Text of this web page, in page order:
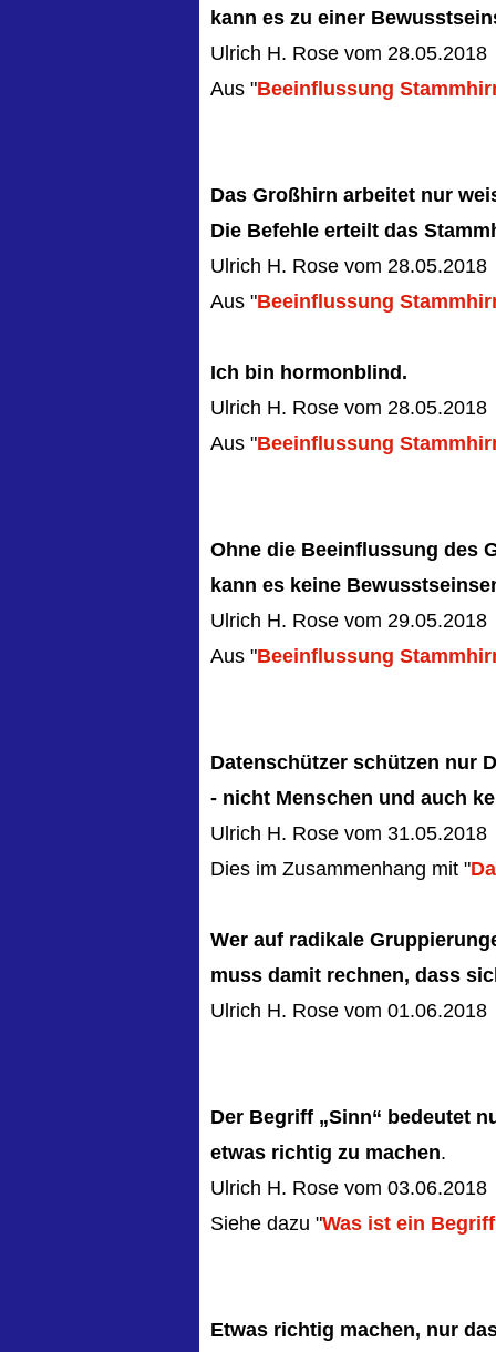
kann es zu einer
Ulrich H. Rose vom 28.05.2018
Aus "Beeinflussung
Das Großhirn arbeitet nur
Die Befehle erteilt das
Ulrich H. Rose vom 28.05.2018
Aus "Beeinflussung
Ich bin hormonblind.
Ulrich H. Rose vom 28.05.2018
Aus "Beeinflussung
Ohne die Beeinflussung des
kann es keine
Ulrich H. Rose vom 29.05.2018
Aus "Beeinflussung
Datenschützer schützen nur
- nicht Menschen und auch
Ulrich H. Rose vom 31.05.2018
Dies im Zusammenhang mit "
Wer auf radikale
muss damit rechnen, dass
Ulrich H. Rose vom 01.06.2018
Der Begriff „Sinn“ bedeutet
etwas richtig zu machen.
Ulrich H. Rose vom 03.06.2018
Siehe dazu "Was ist ein
Etwas richtig machen, nur